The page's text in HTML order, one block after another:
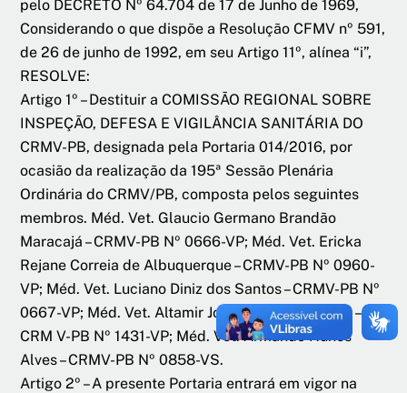
pelo DECRETO Nº 64.704 de 17 de Junho de 1969,
Considerando o que dispõe a Resolução CFMV nº 591,
de 26 de junho de 1992, em seu Artigo 11º, alínea “i”,
RESOLVE:
Artigo 1º – Destituir a COMISSÃO REGIONAL SOBRE
INSPEÇÃO, DEFESA E VIGILÂNCIA SANITÁRIA DO
CRMV-PB, designada pela Portaria 014/2016, por
ocasião da realização da 195ª Sessão Plenária
Ordinária do CRMV/PB, composta pelos seguintes
membros. Méd. Vet. Glaucio Germano Brandão
Maracajá – CRMV-PB Nº 0666-VP; Méd. Vet. Ericka
Rejane Correia de Albuquerque – CRMV-PB Nº 0960-
VP; Méd. Vet. Luciano Diniz dos Santos – CRMV-PB Nº
0667-VP; Méd. Vet. Altamir José Chaves da Costa –
CRM V-PB Nº 1431-VP; Méd. Vet. Armando Nunes
Alves – CRMV-PB Nº 0858-VS.
Artigo 2º – A presente Portaria entrará em vigor na